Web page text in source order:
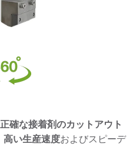
正確な接着剤のカットアウト
高い生産速度およびスピーデ